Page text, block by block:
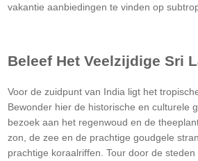
vakantie aanbiedingen te vinden op
Beleef Het Veelzijdige Sri
Voor de zuidpunt van India ligt het
Bewonder hier de historische en culturele
bezoek aan het regenwoud en de
zon, de zee en de prachtige goudgele
prachtige koraalriffen. Tour door de